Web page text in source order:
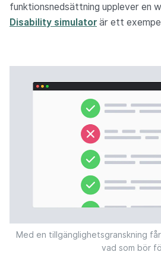
funktionsnedsättning upplever en
Disability simulator är ett
Med en tillgänglighetsgranskning
vad som bör